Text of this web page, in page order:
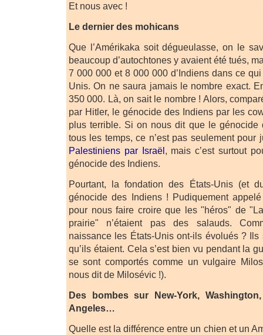
Et nous avec !
Le dernier des mohicans
Que l’Amérikaka soit dégueulasse, on le
beaucoup d’autochtones y avaient été tués,
7 000 000 et 8 000 000 d’Indiens dans ce
Unis. On ne saura jamais le nombre exact.
350 000. Là, on sait le nombre ! Alors,
par Hitler, le génocide des Indiens par les
plus terrible. Si on nous dit que le
tous les temps, ce n’est pas seulement pour
Palestiniens par Israël, mais c’est surtout
génocide des Indiens.
Pourtant, la fondation des États-Unis (et
génocide des Indiens ! Pudiquement
pour nous faire croire que les "héros" de
prairie" n’étaient pas des salauds.
naissance les États-Unis ont-ils évolués ?
qu’ils étaient. Cela s’est bien vu pendant la
se sont comportés comme un vulgaire
nous dit de Milosévic !).
Des bombes sur New-York,
Angeles…
Quelle est la différence entre un chien et un